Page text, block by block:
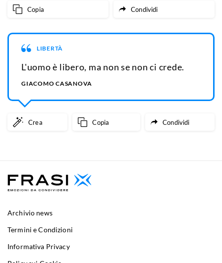
Copia Condividi
LIBERTÀ
L'uomo è libero, ma non se non ci crede.
GIACOMO CASANOVA
Crea Copia Condividi
Archivio news
Termini e Condizioni
Informativa Privacy